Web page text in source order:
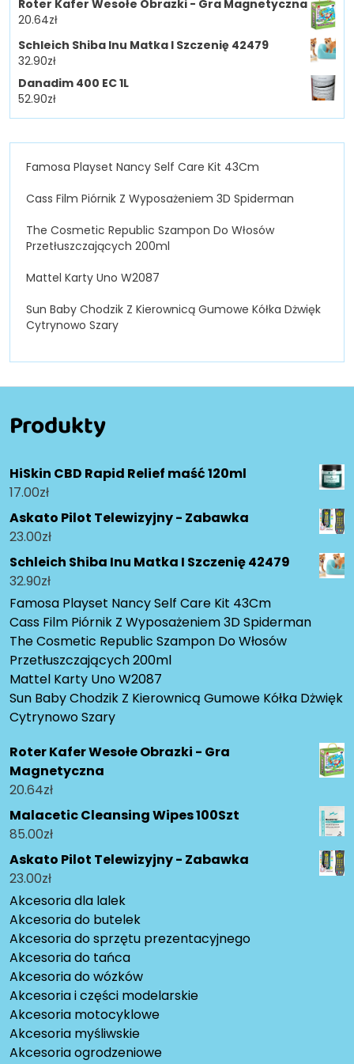
Roter Kafer Wesołe Obrazki - Gra Magnetyczna
20.64zł
Schleich Shiba Inu Matka I Szczenię 42479
32.90zł
Danadim 400 EC 1L
52.90zł
Famosa Playset Nancy Self Care Kit 43Cm
Cass Film Piórnik Z Wyposażeniem 3D Spiderman
The Cosmetic Republic Szampon Do Włosów
Przetłuszczających 200ml
Mattel Karty Uno W2087
Sun Baby Chodzik Z Kierownicą Gumowe Kółka Dżwięk
Cytrynowo Szary
Produkty
HiSkin CBD Rapid Relief maść 120ml
17.00zł
Askato Pilot Telewizyjny - Zabawka
23.00zł
Schleich Shiba Inu Matka I Szczenię 42479
32.90zł
Famosa Playset Nancy Self Care Kit 43Cm
Cass Film Piórnik Z Wyposażeniem 3D Spiderman
The Cosmetic Republic Szampon Do Włosów
Przetłuszczających 200ml
Mattel Karty Uno W2087
Sun Baby Chodzik Z Kierownicą Gumowe Kółka Dżwięk
Cytrynowo Szary
Roter Kafer Wesołe Obrazki - Gra
Magnetyczna
20.64zł
Malacetic Cleansing Wipes 100Szt
85.00zł
Askato Pilot Telewizyjny - Zabawka
23.00zł
Akcesoria dla lalek
Akcesoria do butelek
Akcesoria do sprzętu prezentacyjnego
Akcesoria do tańca
Akcesoria do wózków
Akcesoria i części modelarskie
Akcesoria motocyklowe
Akcesoria myśliwskie
Akcesoria ogrodzeniowe